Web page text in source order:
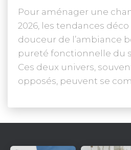
Pour aménager une
2026, les tendances
douceur de l’ambiance
pureté fonctionnelle du
Ces deux univers,
opposés, peuvent se